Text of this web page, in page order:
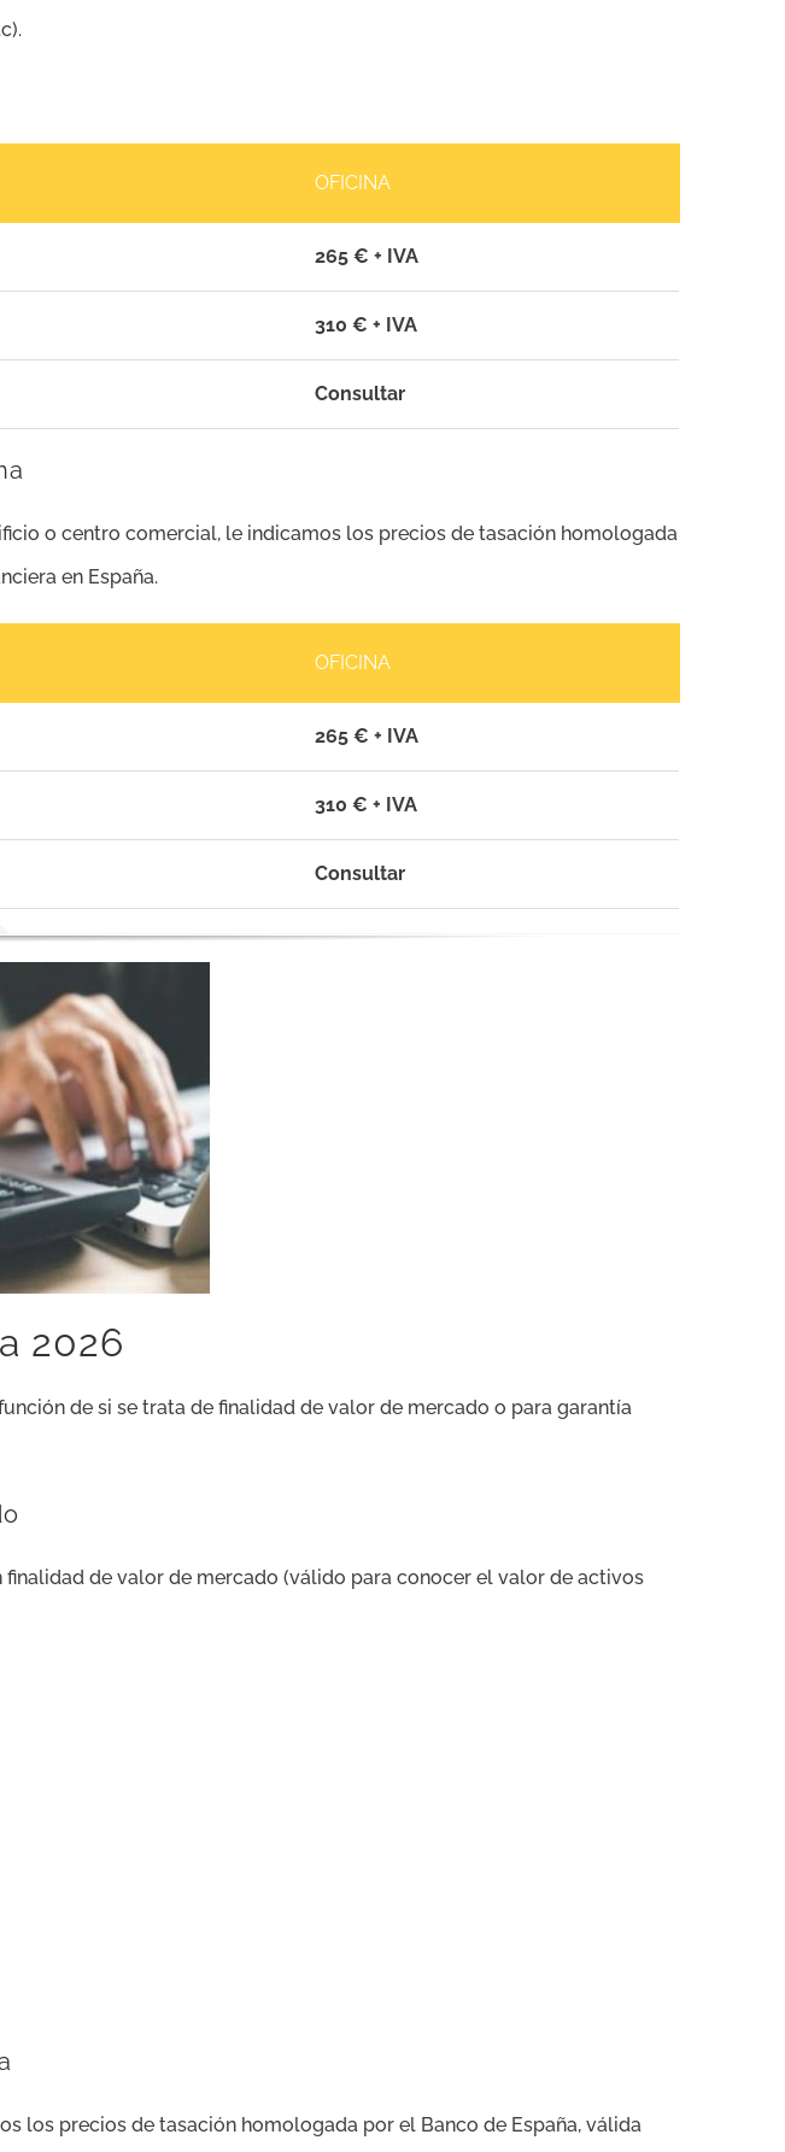
OFICINA
265 € + IVA
310 € + IVA
Consultar
o centro comercial, le indicamos los precios de tasación homologada
en España.
OFICINA
265 € + IVA
310 € + IVA
Consultar
2026
de si se trata de finalidad de valor de mercado o para garantía
finalidad de valor de mercado (válido para conocer el valor de activos
los precios de tasación homologada por el Banco de España, válida